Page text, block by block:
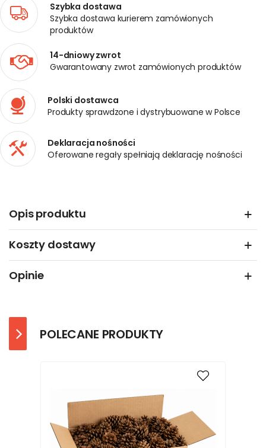
Szybka dostawa
Szybka dostawa kurierem zamówionych
produktów
14-dniowy zwrot
Gwarantowany zwrot zamówionych produktów
Polski dostawca
Produkty sprawdzone i dystrybuowane w Polsce
Deklaracja nośności
Oferowane regały spełniają deklarację nośności
Opis produktu
Koszty dostawy
Opinie
POLECANE PRODUKTY